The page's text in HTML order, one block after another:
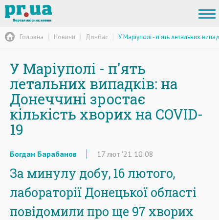
Головна Новини Донбас У Маріуполі - п'ять летальних
У Маріуполі - п'ять
летальних випадків: на
Донеччині зростає
кількість хворих на COVID-
19
Богдан Барабанов 17 лют '21 10:08
За минулу добу, 16 лютого,
лабораторії Донецької області
повідомили про ще 97 хворих